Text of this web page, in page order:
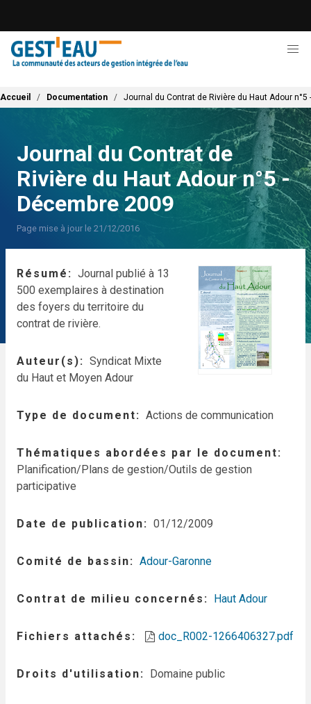
contenu
principal
Fil d'Ariane
Accueil Documentation Journal du Contrat de Rivière du Haut Adour n°5
Journal du Contrat de
Rivière du Haut Adour n°5 -
Décembre 2009
Page mise à jour le 21/12/2016
Résumé
Journal publié à 13
500 exemplaires à destination
des foyers du territoire du
contrat de rivière.
Auteur(s)
Syndicat Mixte
du Haut et Moyen Adour
Type de document Actions de communication
Thématiques abordées par le document
Planification/Plans de gestion/Outils de gestion
participative
Date de publication 01/12/2009
Comité de bassin Adour-Garonne
Contrat de milieu concernés Haut Adour
Fichiers attachés doc_R002-1266406327.pdf
Droits d'utilisation Domaine public